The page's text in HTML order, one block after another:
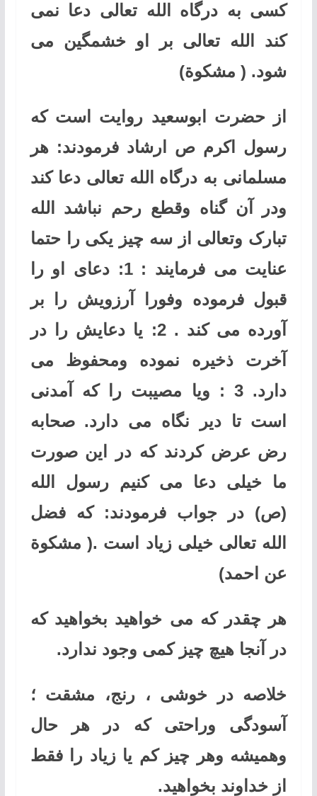
کسی به درگاه الله تعالی دعا نمی
کند الله تعالی بر او خشمگین می
شود. ( مشکوة)
از حضرت ابوسعید روایت است که
رسول اکرم ص ارشاد فرمودند: هر
مسلمانی به درگاه الله تعالی دعا کند
ودر آن گناه وقطع رحم نباشد الله
تبارک وتعالی از سه چیز یکی را حتما
عنایت می فرمایند : 1: دعای او را
قبول فرموده وفورا آرزویش را بر
آورده می کند . 2: یا دعایش را در
آخرت ذخیره نموده ومحفوظ می
دارد. 3 : ویا مصیبت را که آمدنی
است تا دیر نگاه می دارد. صحابه
رض عرض کردند که در این صورت
ما خیلی دعا می کنیم رسول الله
(ص) در جواب فرمودند: که فضل
الله تعالی خیلی زیاد است .( مشکوة
عن احمد)
هر چقدر که می خواهید بخواهید که
در آنجا هیچ چیز کمی وجود ندارد.
خلاصه در خوشی ، رنج، مشقت ؛
آسودگی وراحتی که در هر حال
وهمیشه وهر چیز کم یا زیاد را فقط
از خداوند بخواهید.